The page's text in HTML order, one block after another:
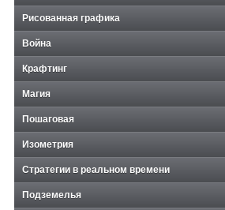
Рисованная графика
Война
Крафтинг
Магия
Пошаговая
Изометрия
Стратегии в реальном времени
Подземелья